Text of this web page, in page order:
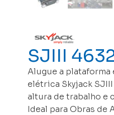
SJIII
Alugue a
elétrica Skyjack SJIII
altura de trabalho e
Ideal para Obras de